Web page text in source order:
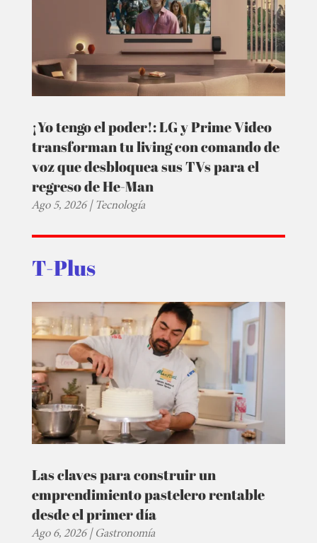
¡Yo tengo el poder!: LG y Prime Video
transforman tu living con comando de
voz que desbloquea sus TVs para el
regreso de He-Man
Ago 5, 2026|Tecnología
T-Plus
Las claves para construir un
emprendimiento pastelero rentable
desde el primer día
Ago 6, 2026|Gastronomía